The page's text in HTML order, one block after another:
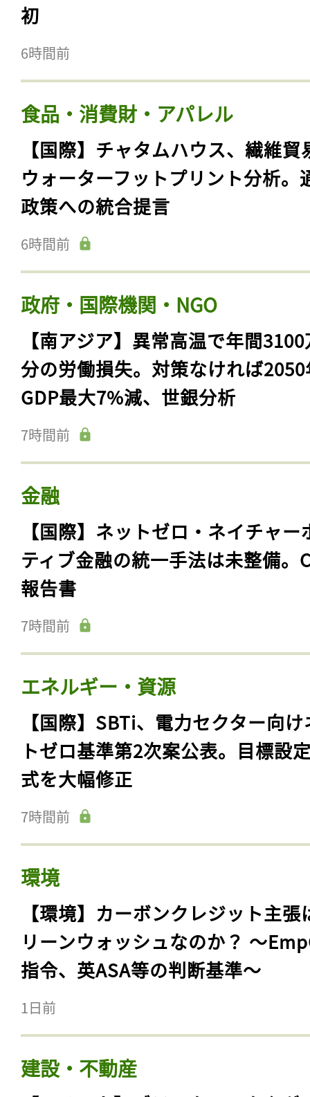
初
6時間前
食品・消費財・アパレル
【国際】チャタムハウス、繊維貿
ウォーターフットプリント分析。
政策への統合提言
6時間前
政府・国際機関・NGO
【南アジア】異常高温で年間
分の労働損失。対策なければ
GDP最大7%減、世銀分析
7時間前
金融
【国際】ネットゼロ・ネイチャー
ティブ金融の統一手法は未整備。
報告書
7時間前
エネルギー・資源
【国際】SBTi、電力セクター向
トゼロ基準第2次案公表。目標設
式を大幅修正
7時間前
環境
【環境】カーボンクレジット主張
リーンウォッシュなのか？ 〜
指令、英ASA等の判断基準〜
1日前
建設・不動産